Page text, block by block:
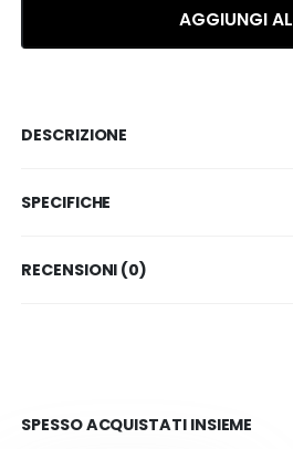
AGGIUNGI AL
DESCRIZIONE
SPECIFICHE
RECENSIONI (0)
SPESSO ACQUISTATI INSIEME